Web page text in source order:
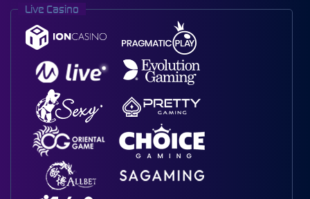
Live Casino